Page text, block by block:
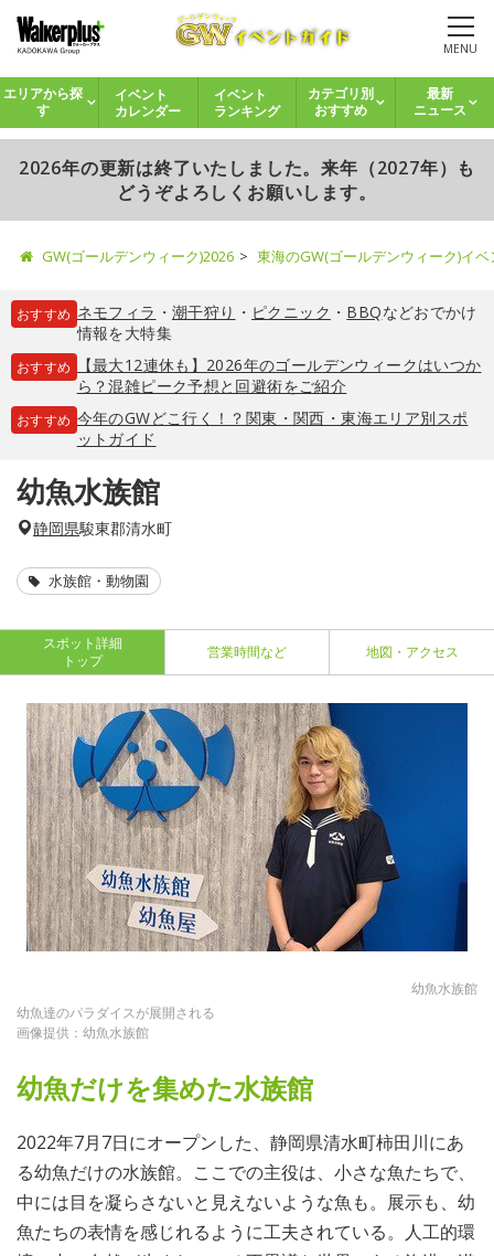
MENU
エリアから探
す
イベント
カレンダー
イベント
ランキング
カテゴリ別
おすすめ
最新
ニュース
2026年の更新は終了いたしました。来年（2027年）も
どうぞよろしくお願いします。
GW(ゴールデンウィーク)2026 東海のGW(ゴールデンウィーク)イ
おすすめ ネモフィラ ・ 潮干狩り ・ ピクニック ・ BBQなどおでかけ
情報を大特集
おすすめ
【最大12連休も】2026年のゴールデンウィークはいつか
ら？混雑ピーク予想と回避術をご紹介
おすすめ 今年のGWどこ行く！？関東・関西・東海エリア別スポ
ットガイド
幼魚水族館
静岡県駿東郡清水町
水族館・動物園
スポット詳細
トップ
営業時間など 地図・アクセス
幼魚水族館
幼魚達のパラダイスが展開される
画像提供：幼魚水族館
幼魚だけを集めた水族館
2022年7月7日にオープンした、静岡県清水町柿田川にあ
る幼魚だけの水族館。ここでの主役は、小さな魚たちで、
中には目を凝らさないと見えないような魚も。展示も、幼
魚たちの表情を感じれるように工夫されている。人工的環